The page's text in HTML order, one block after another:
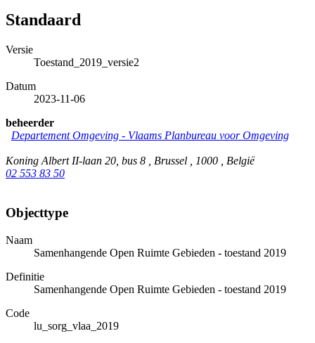
Standaard
Versie
Toestand_2019_versie2
Datum
2023-11-06
beheerder
Departement Omgeving - Vlaams Planbureau voor Omgeving
Koning Albert II-laan 20, bus 8 , Brussel , 1000 , België
02 553 83 50
Objecttype
Naam
Samenhangende Open Ruimte Gebieden - toestand 2019
Definitie
Samenhangende Open Ruimte Gebieden - toestand 2019
Code
lu_sorg_vlaa_2019